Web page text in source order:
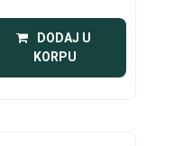
DODAJ U
KORPU